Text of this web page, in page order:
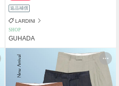
返品補償
LARDINI
SHOP
GUHADA